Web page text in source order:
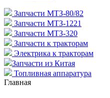
Запчасти МТЗ-80/82
Запчасти МТЗ-1221
Запчасти МТЗ-320
Запчасти к тракторам
Электрика к тракторам
Запчасти из Китая
Топливная аппаратура
Главная